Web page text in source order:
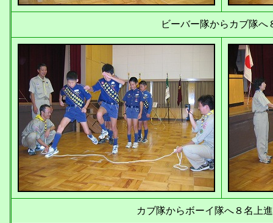
ビーバー隊からカブ隊
カブ隊からボーイ隊へ８名上